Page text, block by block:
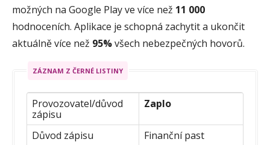
možných na Google Play ve více než 11 000
hodnoceních. Aplikace je schopná zachytit a ukončit
aktuálně více než 95%všech nebezpečných hovorů.
ZÁZNAM Z ČERNÉ LISTINY
Provozovatel/důvod
zápisu
Zaplo
Důvod zápisu
Finanční past